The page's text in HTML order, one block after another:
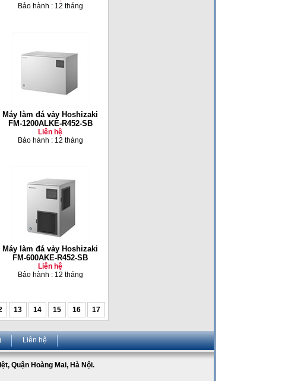
Bảo hành : 12 tháng
Máy làm đá vảy Hoshizaki
FM-1200ALKE-R452-SB
Liên hệ
Bảo hành : 12 tháng
Máy làm đá vảy Hoshizaki
FM-600AKE-R452-SB
Liên hệ
Bảo hành : 12 tháng
13 14 15 16 17
Liên hệ
Quận Hoàng Mai, Hà Nội.